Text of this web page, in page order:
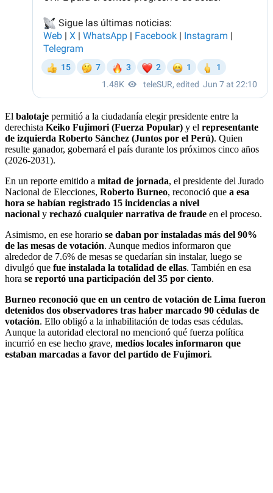
El balotaje permitió a la ciudadanía elegir presidente entre la
derechista Keiko Fujimori (Fuerza Popular) y el representante
de izquierda Roberto Sánchez (Juntos por el Perú). Quien
resulte ganador, gobernará el país durante los próximos cinco años
(2026-2031).
En un reporte emitido a mitad de jornada, el presidente del Jurado
Nacional de Elecciones, Roberto Burneo, reconoció que a esa
hora se habían registrado 15 incidencias a nivel
nacional y rechazó cualquier narrativa de fraude en el proceso.
Asimismo, en ese horario se daban por instaladas más del 90%
de las mesas de votación. Aunque medios informaron que
alrededor de 7.6% de mesas se quedarían sin instalar, luego se
divulgó que fue instalada la totalidad de ellas. También en esa
hora se reportó una participación del 35 por ciento.
Burneo reconoció que en un centro de votación de Lima fueron
detenidos dos observadores tras haber marcado 90 cédulas de
votación. Ello obligó a la inhabilitación de todas esas cédulas.
Aunque la autoridad electoral no mencionó qué fuerza política
incurrió en ese hecho grave, medios locales informaron que
estaban marcadas a favor del partido de Fujimori.